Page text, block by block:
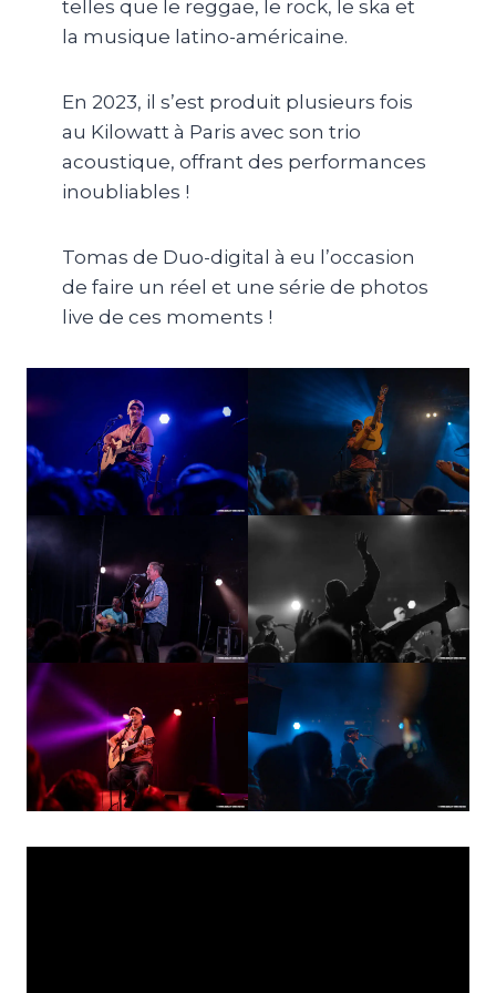
telles que le reggae, le rock, le ska et
la musique latino-américaine.
En 2023, il s’est produit plusieurs fois
au Kilowatt à Paris avec son trio
acoustique, offrant des performances
inoubliables !
Tomas de Duo-digital à eu l’occasion
de faire un réel et une série de photos
live de ces moments !